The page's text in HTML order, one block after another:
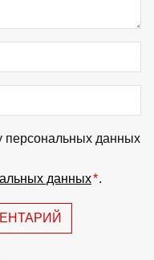
персональных данных
данных*.